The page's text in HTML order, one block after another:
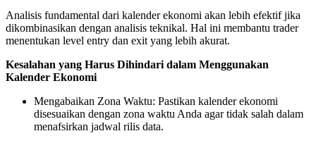
Analisis fundamental dari kalender ekonomi akan lebih efektif jika
dikombinasikan dengan analisis teknikal. Hal ini membantu trader
menentukan level entry dan exit yang lebih akurat.
Kesalahan yang Harus Dihindari dalam Menggunakan
Kalender Ekonomi
Mengabaikan Zona Waktu: Pastikan kalender ekonomi
disesuaikan dengan zona waktu Anda agar tidak salah dalam
menafsirkan jadwal rilis data.